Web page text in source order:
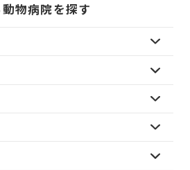
物病院を探す